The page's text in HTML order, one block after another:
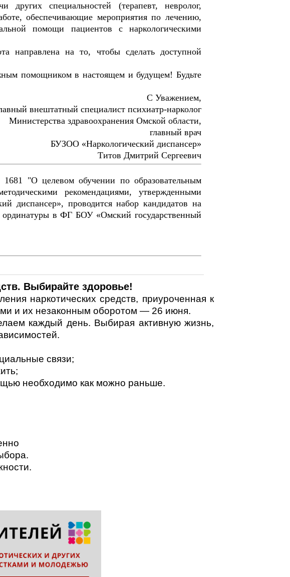
других специальностей (терапевт, невролог,
обеспечивающие мероприятия по лечению,
помощи пациентов с наркологическими
направлена на то, чтобы сделать доступной
помощником в настоящем и будущем! Будьте
С Уважением,
внештатный специалист психиатр-нарколог
Министерства здравоохранения Омской области,
главный врач
БУЗОО «Наркологический диспансер»
Титов Дмитрий Сергеевич
"О целевом обучении по образовательным
рекомендациями, утвержденными
диспансер», проводится набор кандидатов на
ординатуры в ФГ БОУ «Омский государственный
Выбирайте здоровье!
наркотических средств, приуроченная к
и их незаконным оборотом — 26 июня.
каждый день. Выбирая активную жизнь,
связи;
необходимо как можно раньше.